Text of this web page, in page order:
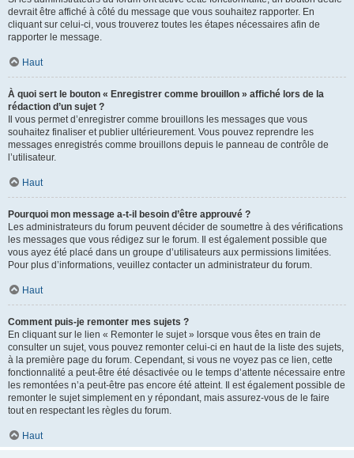
devrait être affiché à côté du message que vous souhaitez rapporter. En
cliquant sur celui-ci, vous trouverez toutes les étapes nécessaires afin de
rapporter le message.
Haut
À quoi sert le bouton « Enregistrer comme brouillon » affiché lors de la
rédaction d’un sujet ?
Il vous permet d’enregistrer comme brouillons les messages que vous
souhaitez finaliser et publier ultérieurement. Vous pouvez reprendre les
messages enregistrés comme brouillons depuis le panneau de contrôle de
l’utilisateur.
Haut
Pourquoi mon message a-t-il besoin d’être approuvé ?
Les administrateurs du forum peuvent décider de soumettre à des vérifications
les messages que vous rédigez sur le forum. Il est également possible que
vous ayez été placé dans un groupe d’utilisateurs aux permissions limitées.
Pour plus d’informations, veuillez contacter un administrateur du forum.
Haut
Comment puis-je remonter mes sujets ?
En cliquant sur le lien « Remonter le sujet » lorsque vous êtes en train de
consulter un sujet, vous pouvez remonter celui-ci en haut de la liste des sujets,
à la première page du forum. Cependant, si vous ne voyez pas ce lien, cette
fonctionnalité a peut-être été désactivée ou le temps d’attente nécessaire entre
les remontées n’a peut-être pas encore été atteint. Il est également possible de
remonter le sujet simplement en y répondant, mais assurez-vous de le faire
tout en respectant les règles du forum.
Haut